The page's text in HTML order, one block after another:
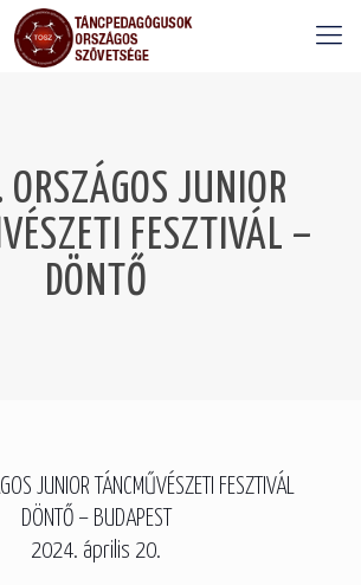
JUNIOR
FESZTIVÁL –
DÖNTŐ
JUNIOR TÁNCMŰVÉSZETI FESZTIVÁL
DÖNTŐ – BUDAPEST
2024. április 20.